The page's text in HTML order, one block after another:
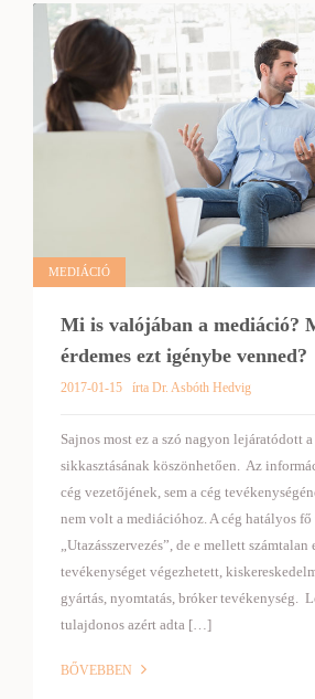
MEDIÁCIÓ
Mi is valójában a mediáció?
érdemes ezt igénybe venned?
2017-01-15 írta Dr. Asbóth Hedvig
Sajnos most ez a szó nagyon lejáratódott
sikkasztásának köszönhetően. Az
cég vezetőjének, sem a cég
nem volt a mediációhoz. A cég hatályos fő
„Utazásszervezés”, de e mellett számtalan
tevékenységet végezhetett,
gyártás, nyomtatás, bróker tevékenység.
tulajdonos azért adta […]
BŐVEBBEN